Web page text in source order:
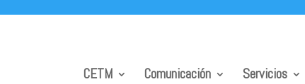
CETM Comunicación Servicios